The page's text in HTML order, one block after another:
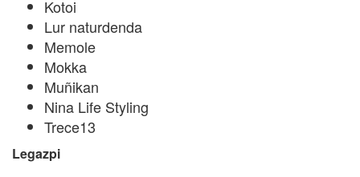
Kotoi
Lur naturdenda
Memole
Mokka
Muñikan
Nina Life Styling
Trece13
Legazpi